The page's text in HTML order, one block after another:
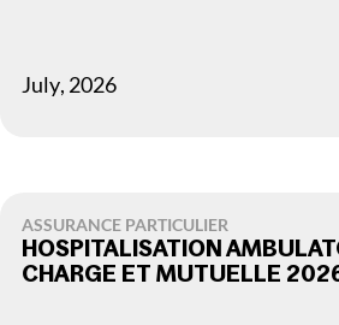
July, 2026
ASSURANCE PARTICULIER
HOSPITALISATION
CHARGE ET MUTUELLE